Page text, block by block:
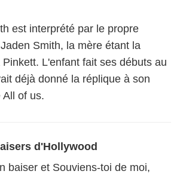
est interprété par le propre
Smith, la mère étant la
L'enfant fait ses débuts au
déjà donné la réplique à son
All of us.
d'Hollywood
baiser et Souviens-toi de moi,